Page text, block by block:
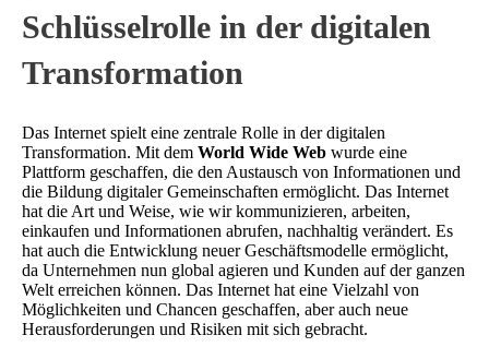
Schlüsselrolle in der digitalen
Transformation
Das Internet spielt eine zentrale Rolle in der digitalen
Transformation. Mit dem World Wide Web wurde eine
Plattform geschaffen, die den Austausch von Informationen und
die Bildung digitaler Gemeinschaften ermöglicht. Das Internet
hat die Art und Weise, wie wir kommunizieren, arbeiten,
einkaufen und Informationen abrufen, nachhaltig verändert. Es
hat auch die Entwicklung neuer Geschäftsmodelle ermöglicht,
da Unternehmen nun global agieren und Kunden auf der ganzen
Welt erreichen können. Das Internet hat eine Vielzahl von
Möglichkeiten und Chancen geschaffen, aber auch neue
Herausforderungen und Risiken mit sich gebracht.